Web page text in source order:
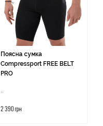
Поясна сумка
Compressport FREE BELT
PRO
2 390 грн